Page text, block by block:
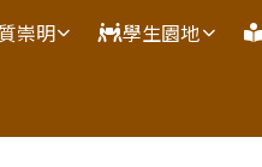
崇明 學生園地